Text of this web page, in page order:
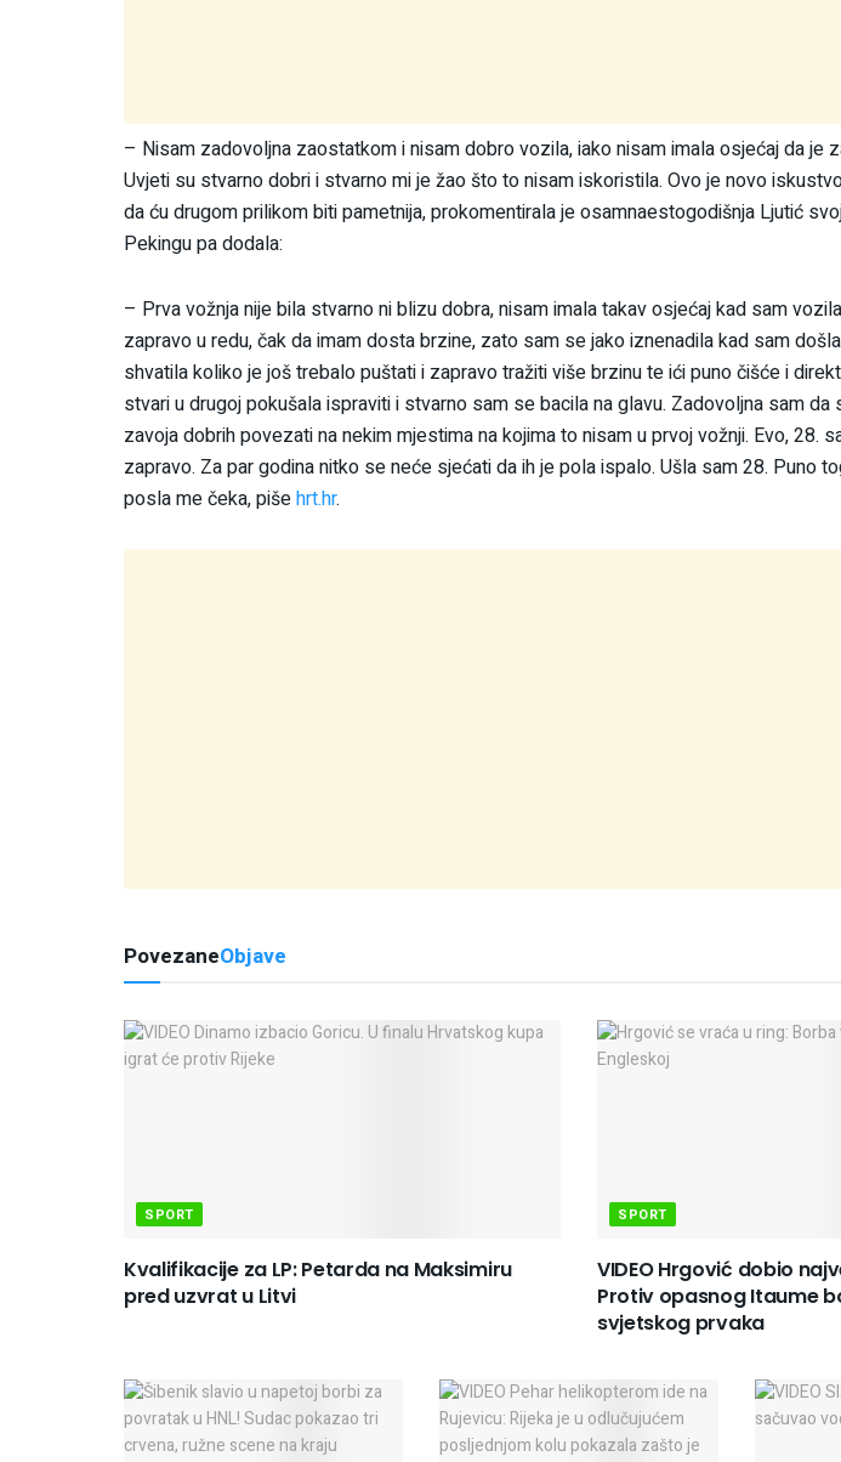
– Nisam zadovoljna zaostatkom i nisam dobro vozila, iako nisam imala osjećaj da je
Uvjeti su stvarno dobri i stvarno mi je žao što to nisam iskoristila. Ovo je novo
da ću drugom prilikom biti pametnija, prokomentirala je osamnaestogodišnja Ljutić
Pekingu pa dodala:
– Prva vožnja nije bila stvarno ni blizu dobra, nisam imala takav osjećaj kad sam
zapravo u redu, čak da imam dosta brzine, zato sam se jako iznenadila kad sam
shvatila koliko je još trebalo puštati i zapravo tražiti više brzinu te ići puno čišće i
stvari u drugoj pokušala ispraviti i stvarno sam se bacila na glavu. Zadovoljna sam da
zavoja dobrih povezati na nekim mjestima na kojima to nisam u prvoj vožnji. Evo, 28.
zapravo. Za par godina nitko se neće sjećati da ih je pola ispalo. Ušla sam 28. Puno
posla me čeka, pišehrt.hr.
PovezaneObjave
SPORT
Kvalifikacije za LP: Petarda na Maksimiru
pred uzvrat u Litvi
SPORT
VIDEO Hrgović dobio
Protiv opasnog Itaume
svjetskog prvaka